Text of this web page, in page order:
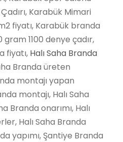
Karabük Mimari
fiyatı, Karabük branda
1100 denye çadır,
fiyatı, Halı Saha Branda
Branda üreten
montajı yapan
montajı, Halı Saha
Branda onarımı, Halı
Halı Saha Branda
yapımı, Şantiye Branda